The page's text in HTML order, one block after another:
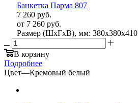
Банкетка Парма 807
7 260 руб.
от 7 260 руб.
Размер (ШхГхВ), мм: 380х380х410
В корзину
Подробнее
Цвет—Кремовый белый